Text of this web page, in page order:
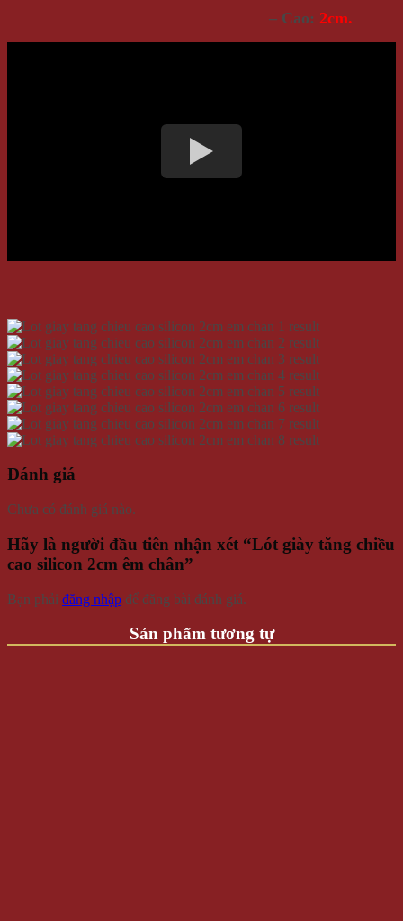
– Cao: 2cm.
Đánh giá
Chưa có đánh giá nào.
Hãy là người đầu tiên nhận xét “Lót giày tăng chiều
cao silicon 2cm êm chân”
Bạn phải đăng nhập để đăng bài đánh giá.
Sản phẩm tương tự